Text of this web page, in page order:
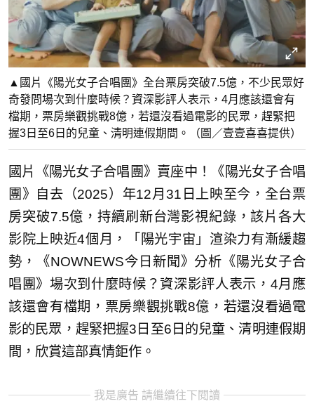
▲國片《陽光女子合唱團》全台票房突破7.5億，不少民眾好
奇發問場次到什麼時候？資深影評人表示，4月應該還會有
檔期，票房樂觀挑戰8億，若還沒看過電影的民眾，趕緊把
握3日至6日的兒童、清明連假期間。（圖／壹壹喜喜提供）
國片《陽光女子合唱團》賣座中！《陽光女子合唱
團》自去（2025）年12月31日上映至今，全台票
房突破7.5億，持續刷新台灣影視紀錄，該片各大
影院上映近4個月，「陽光宇宙」渲染力有漸緩趨
勢，《NOWNEWS今日新聞》分析《陽光女子合
唱團》場次到什麼時候？資深影評人表示，4月應
該還會有檔期，票房樂觀挑戰8億，若還沒看過電
影的民眾，趕緊把握3日至6日的兒童、清明連假期
間，欣賞這部真情鉅作。
我是廣告 請繼續往下閱讀